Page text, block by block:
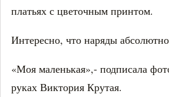
платьях с цветочным принтом.
Интересно, что наряды
«Моя маленькая»,- подписала
руках Виктория Крутая.